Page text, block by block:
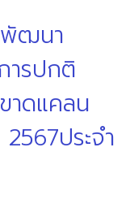
พัฒนา
ารปกติ
าดแคลน
ประจำ